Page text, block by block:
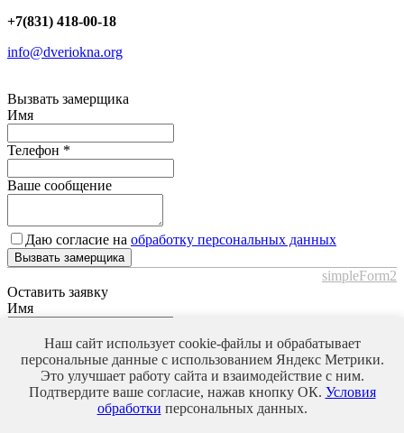
+7(831) 418-00-18
info@dveriokna.org
Вызвать замерщика
Имя
Телефон *
Ваше сообщение
Даю согласие на обработку персональных данных
Вызвать замерщика
simpleForm2
Оставить заявку
Имя
Телефон*
Ваше сообщение
Наш сайт использует cookie-файлы и обрабатывает
персональные данные с использованием Яндекс Метрики.
Это улучшает работу сайта и взаимодействие с ним.
Подтвердите ваше согласие, нажав кнопку ОК. Условия
обработки персональных данных.